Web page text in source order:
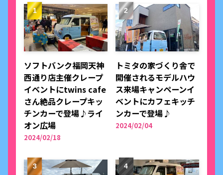
ソフトバンク福岡天神
西通り店主催クレープ
イベントにtwins cafe
さん絶品クレープキッ
チンカーで登場♪ライ
オン広場
2024/02/18
トミタの家づくり舎で
開催されるモデルハウ
ス来場キャンペーンイ
ベントにカフェキッチ
ンカーで登場♪
2024/02/04